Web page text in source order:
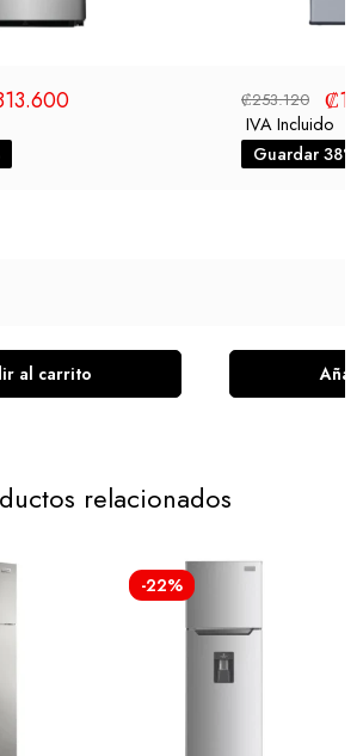
₡253.120 ₡
IVA Incluido
Guardar 38%
al carrito
relacionados
-22%